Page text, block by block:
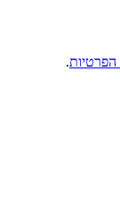
הפרטיות.